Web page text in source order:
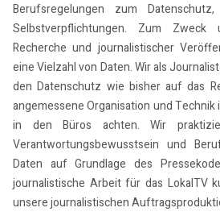
Berufsregelungen zum
Selbstverpflichtungen. Zum Zweck
Recherche und journalistischer
eine Vielzahl von Daten. Wir als
den Datenschutz wie bisher auf das
angemessene Organisation und Technik
in den Büros achten. Wir
Verantwortungsbewusstsein und
Daten auf Grundlage des
journalistische Arbeit für das LokalTV
unsere journalistischen